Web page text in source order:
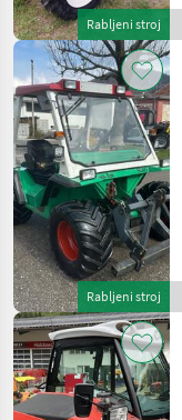
Rabljeni stroj
Rabljeni stroj